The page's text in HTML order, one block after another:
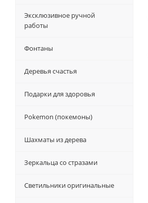
Эксклюзивное ручной
работы
Фонтаны
Деревья счастья
Подарки для здоровья
Pokemon (покемоны)
Шахматы из дерева
Зеркальца со стразами
Светильники оригинальные